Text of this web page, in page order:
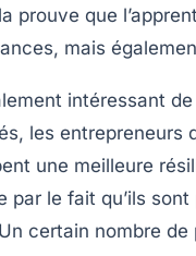
prouve que
mais
intéressant
les entrepreneurs
une meilleure
par le fait qu’ils
certain nombre